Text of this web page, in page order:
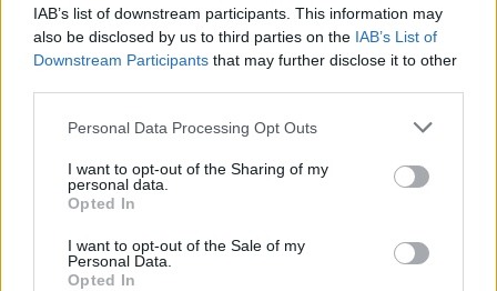
IAB’s list of downstream participants. This information may
also be disclosed by us to third parties on the IAB’s List of
Downstream Participants that may further disclose it to other
Personal Data Processing Opt Outs
I want to opt-out of the Sharing of my
personal data.
Opted In
I want to opt-out of the Sale of my
Personal Data.
Opted In
Το FIAT 500 Hybrid τώρα από
18.990 ευρώ
Ατρόμητος και Novibet
συνεχίζουν μαζί: Ανανέωση της
2028
18η συνεχόμενη χρονιά για τον ΟΤΕ στη διεθνή σειρά δεικτών
FTSE4Good